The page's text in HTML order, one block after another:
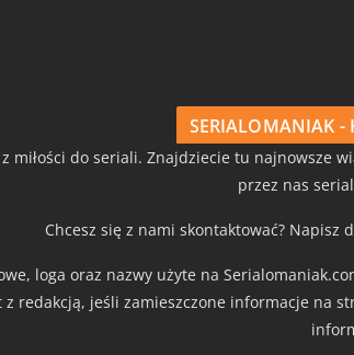
SERIALOMANIAK -
z miłości do seriali. Znajdziecie tu
przez nas
Chcesz się z nami skontaktować? Napisz
loga oraz nazwy użyte na
redakcją, jeśli zamieszczone informacje na